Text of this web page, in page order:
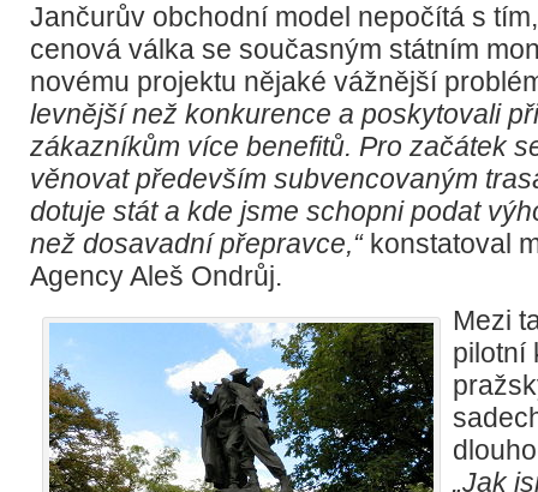
Jančurův obchodní model nepočítá s
cenová válka se současným státním
novému projektu nějaké vážnější
levnější než konkurence a poskytovali
zákazníkům více benefitů. Pro začátek
věnovat především subvencovaným
dotuje stát a kde jsme schopni podat
než dosavadní přepravce,“konstatoval
Agency Aleš Ondrůj.
Mezi
pilotní
„Jak